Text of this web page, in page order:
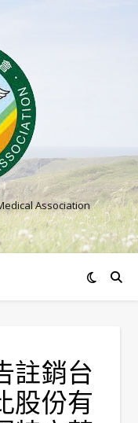
Association
註銷台
股份有